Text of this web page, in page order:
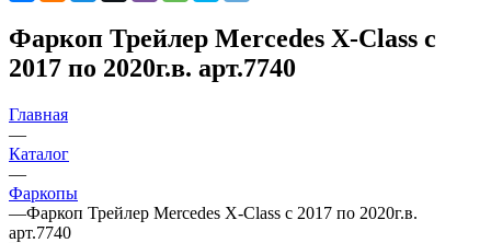
Фаркоп Трейлер Mercedes X-Class с
2017 по 2020г.в. арт.7740
Главная
—
Каталог
—
Фаркопы
—Фаркоп Трейлер Mercedes X-Class с 2017 по 2020г.в.
арт.7740